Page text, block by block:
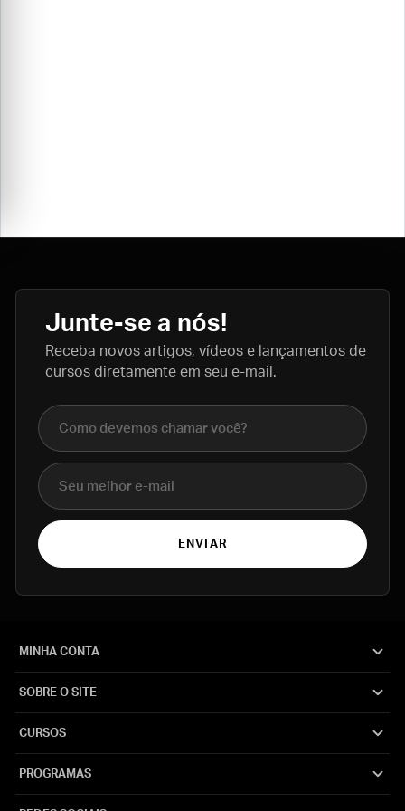
Junte-se a nós!
Receba novos artigos, vídeos e lançamentos de
cursos diretamente em seu e-mail.
Nome completo
E-mail
ENVIAR
MINHA CONTA
SOBRE O SITE
CURSOS
PROGRAMAS